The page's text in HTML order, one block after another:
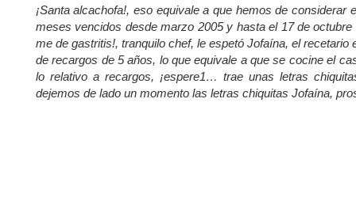
¡Santa alcachofa!, eso equivale a que hemos de considerar
meses vencidos desde marzo 2005 y hasta el 17 de octubre
me de gastritis!, tranquilo chef, le espetó Jofaína, el recetario
de recargos de 5 años, lo que equivale a que se cocine el
lo relativo a recargos, ¡espere1… trae unas letras
dejemos de lado un momento las letras chiquitas Jofaína,